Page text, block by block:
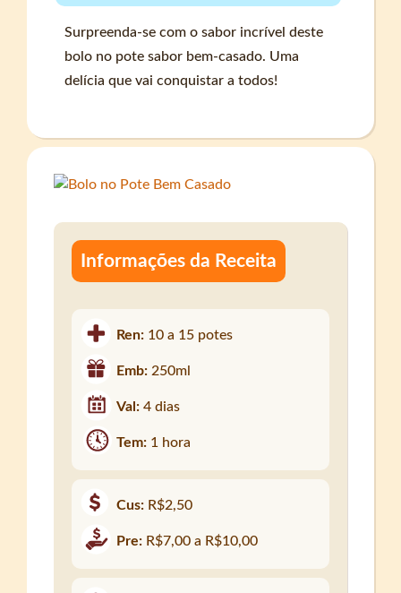
Surpreenda-se com o sabor incrível deste
bolo no pote sabor bem-casado. Uma
delícia que vai conquistar a todos!
Informações da Receita
Ren: 10 a 15 potes
Emb: 250ml
Val:4 dias
Tem: 1 hora
Cus: R$2,50
Pre: R$7,00 a R$10,00